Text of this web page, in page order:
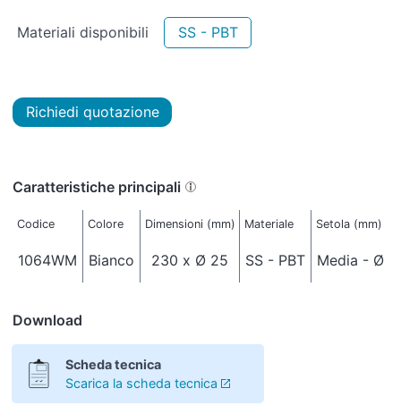
Materiali disponibili SS - PBT
Richiedi quotazione
Caratteristiche principali
Codice Colore Dimensioni (mm) Materiale Setola (mm)
1064WM Bianco 230 x Ø 25 SS - PBT Media - Ø
Download
Scheda tecnica
Scarica la scheda tecnica